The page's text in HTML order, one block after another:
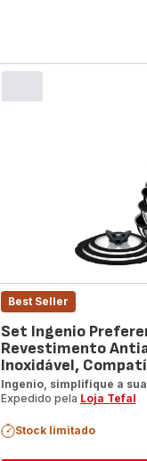
Best Seller
Set Ingenio
Revestimento
Inoxidável,
Ingenio, simplifique a
Expedido pela Loja Tefal
Stock limitado